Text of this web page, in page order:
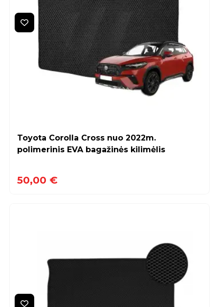
Toyota Corolla Cross nuo 2022m.
polimerinis EVA bagažinės kilimėlis
50,00 €